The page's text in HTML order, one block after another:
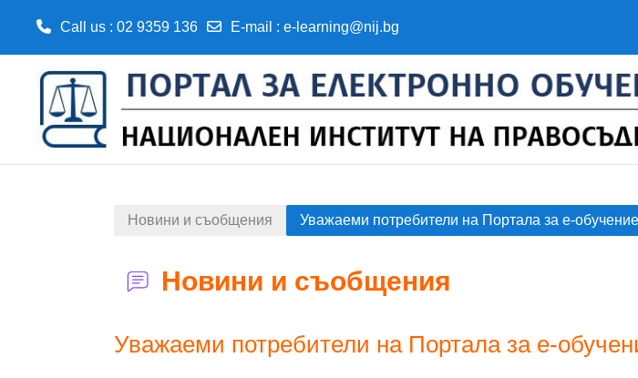
Call us : 02 9359 136 E-mail : e-learning@nij.bg
Новини и съобщения Уважаеми потребители на Портала за е-
Новини и съобщения
Уважаеми потребители на Портала за е-